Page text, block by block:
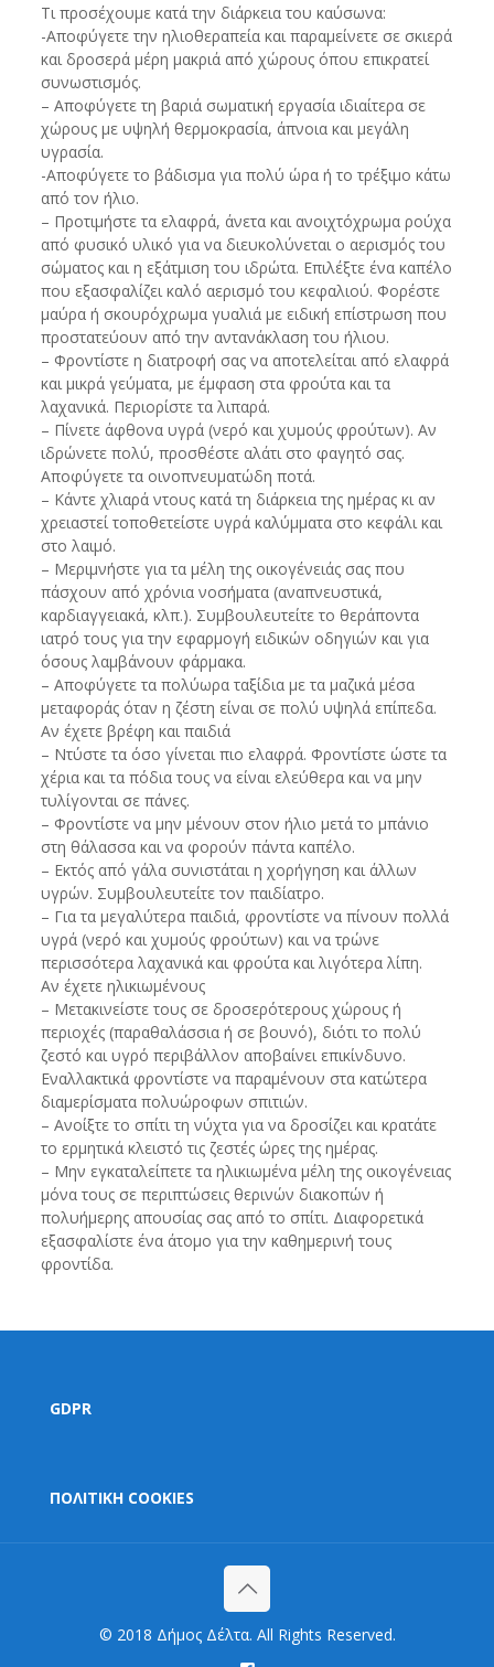
Τι προσέχουμε κατά την διάρκεια του καύσωνα:
-Αποφύγετε την ηλιοθεραπεία και παραμείνετε σε σκιερά
και δροσερά μέρη μακριά από χώρους όπου επικρατεί
συνωστισμός.
– Αποφύγετε τη βαριά σωματική εργασία ιδιαίτερα σε
χώρους με υψηλή θερμοκρασία, άπνοια και μεγάλη
υγρασία.
-Αποφύγετε το βάδισμα για πολύ ώρα ή το τρέξιμο κάτω
από τον ήλιο.
– Προτιμήστε τα ελαφρά, άνετα και ανοιχτόχρωμα ρούχα
από φυσικό υλικό για να διευκολύνεται ο αερισμός του
σώματος και η εξάτμιση του ιδρώτα. Επιλέξτε ένα καπέλο
που εξασφαλίζει καλό αερισμό του κεφαλιού. Φορέστε
μαύρα ή σκουρόχρωμα γυαλιά με ειδική επίστρωση που
προστατεύουν από την αντανάκλαση του ήλιου.
– Φροντίστε η διατροφή σας να αποτελείται από ελαφρά
και μικρά γεύματα, με έμφαση στα φρούτα και τα
λαχανικά. Περιορίστε τα λιπαρά.
– Πίνετε άφθονα υγρά (νερό και χυμούς φρούτων). Αν
ιδρώνετε πολύ, προσθέστε αλάτι στο φαγητό σας.
Αποφύγετε τα οινοπνευματώδη ποτά.
– Κάντε χλιαρά ντους κατά τη διάρκεια της ημέρας κι αν
χρειαστεί τοποθετείστε υγρά καλύμματα στο κεφάλι και
στο λαιμό.
– Μεριμνήστε για τα μέλη της οικογένειάς σας που
πάσχουν από χρόνια νοσήματα (αναπνευστικά,
καρδιαγγειακά, κλπ.). Συμβουλευτείτε το θεράποντα
ιατρό τους για την εφαρμογή ειδικών οδηγιών και για
όσους λαμβάνουν φάρμακα.
– Αποφύγετε τα πολύωρα ταξίδια με τα μαζικά μέσα
μεταφοράς όταν η ζέστη είναι σε πολύ υψηλά επίπεδα.
Αν έχετε βρέφη και παιδιά
– Ντύστε τα όσο γίνεται πιο ελαφρά. Φροντίστε ώστε τα
χέρια και τα πόδια τους να είναι ελεύθερα και να μην
τυλίγονται σε πάνες.
– Φροντίστε να μην μένουν στον ήλιο μετά το μπάνιο
στη θάλασσα και να φορούν πάντα καπέλο.
– Εκτός από γάλα συνιστάται η χορήγηση και άλλων
υγρών. Συμβουλευτείτε τον παιδίατρο.
– Για τα μεγαλύτερα παιδιά, φροντίστε να πίνουν πολλά
υγρά (νερό και χυμούς φρούτων) και να τρώνε
περισσότερα λαχανικά και φρούτα και λιγότερα λίπη.
Αν έχετε ηλικιωμένους
– Μετακινείστε τους σε δροσερότερους χώρους ή
περιοχές (παραθαλάσσια ή σε βουνό), διότι το πολύ
ζεστό και υγρό περιβάλλον αποβαίνει επικίνδυνο.
Εναλλακτικά φροντίστε να παραμένουν στα κατώτερα
διαμερίσματα πολυώροφων σπιτιών.
– Ανοίξτε το σπίτι τη νύχτα για να δροσίζει και κρατάτε
το ερμητικά κλειστό τις ζεστές ώρες της ημέρας.
– Μην εγκαταλείπετε τα ηλικιωμένα μέλη της οικογένειας
μόνα τους σε περιπτώσεις θερινών διακοπών ή
πολυήμερης απουσίας σας από το σπίτι. Διαφορετικά
εξασφαλίστε ένα άτομο για την καθημερινή τους
φροντίδα.
GDPR
ΠΟΛΙΤΙΚΗ COOKIES
© 2018 Δήμος Δέλτα. All Rights Reserved.